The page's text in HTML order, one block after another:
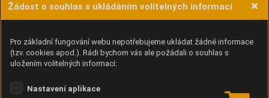
Žádost o souhlas s ukládáním volitelných informací
Pro základní fungování webu nepotřebujeme ukládat žádné informace
(tzv. cookies apod.). Rádi bychom vás ale požádali o souhlas s
uložením volitelných informací:
Nastavení aplikace